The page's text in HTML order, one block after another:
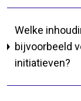
Welke
bijvoorbeeld
initiatieven?